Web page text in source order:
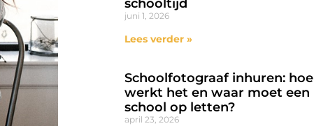
schooltijd
juni 1, 2026
Lees verder »
Schoolfotograaf inhuren: hoe
werkt het en waar moet een
school op letten?
april 23, 2026